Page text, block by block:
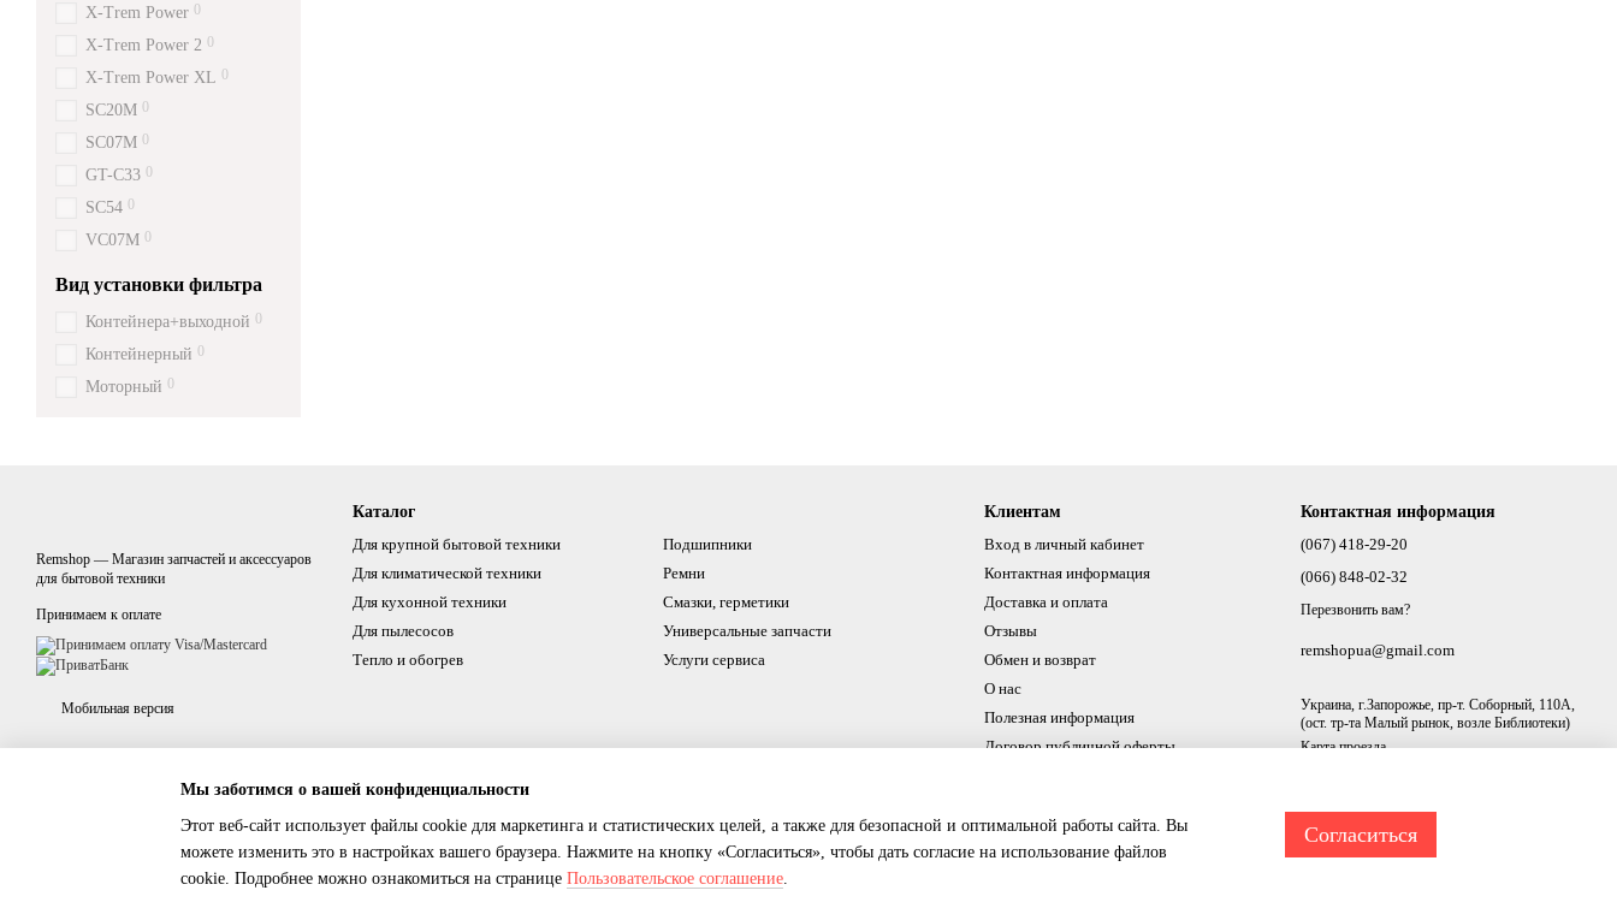
X-Trem Power 0
X-Trem Power 2 0
X-Trem Power XL 0
SC20M 0
SC07M 0
GT-C33 0
SC54 0
VC07M 0
Вид установки фильтра
Контейнера+выходной 0
Контейнерный 0
Моторный 0
Remshop — Магазин запчастей и аксессуаров
для бытовой техники
Принимаем к оплате
Мобильная версия
Каталог
Для крупной бытовой техники
Для климатической техники
Для кухонной техники
Для пылесосов
Тепло и обогрев
Подшипники
Ремни
Смазки, герметики
Универсальные запчасти
Услуги сервиса
Клиентам
Вход в личный кабинет
Контактная информация
Доставка и оплата
Отзывы
Обмен и возврат
О нас
Полезная информация
Договор публичной оферты
Контактная информация
(067) 418-29-20
(066) 848-02-32
Перезвонить вам?
remshopua@gmail.com
Украина, г.Запорожье, пр-т. Соборный, 110А,
(ост. тр-та Малый рынок, возле Библиотеки)
Карта проезда
Мы заботимся о вашей конфиденциальности
Этот веб-сайт использует файлы cookie для маркетинга и статистических целей, а также для безопасной и оптимальной работы сайта. Вы
можете изменить это в настройках вашего браузера. Нажмите на кнопку «Согласиться», чтобы дать согласие на использование файлов
cookie. Подробнее можно ознакомиться на странице Пользовательское соглашение.
Согласиться